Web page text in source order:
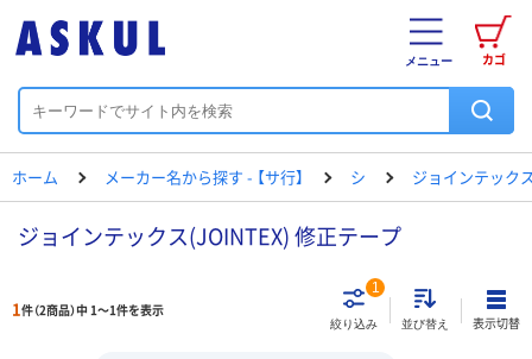
カゴ
メニュー
ホーム メーカー名から探す - 【サ行】 シ ジョインテック
ジョインテックス(JOINTEX) 修正テープ
1件（2商品）中 1～1件を表示
絞り込み
1
並び替え 表示切替